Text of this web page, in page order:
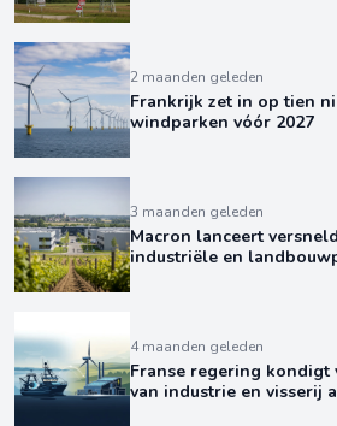
2 maanden geleden
Frankrijk zet in op tien
windparken vóór 2027
3 maanden geleden
Macron lanceert
industriële en
4 maanden geleden
Franse regering
van industrie en visserij